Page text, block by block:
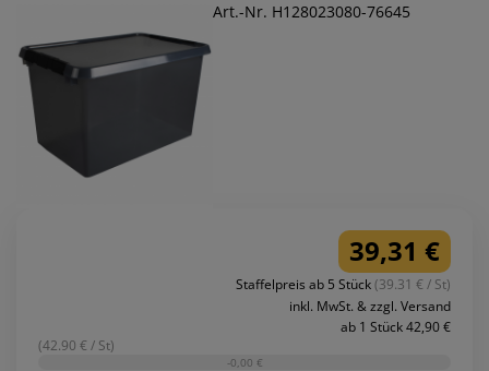
Art.-Nr. H128023080-76645
39,31 €
Staffelpreis ab 5 Stück(39.31 € / St)
inkl. MwSt. & zzgl. Versand
ab 1 Stück 42,90 €
(42.90 € / St)
-0,00 €